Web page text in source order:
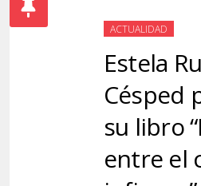
ACTUALIDAD
Estela
Césped
su libro
entre el